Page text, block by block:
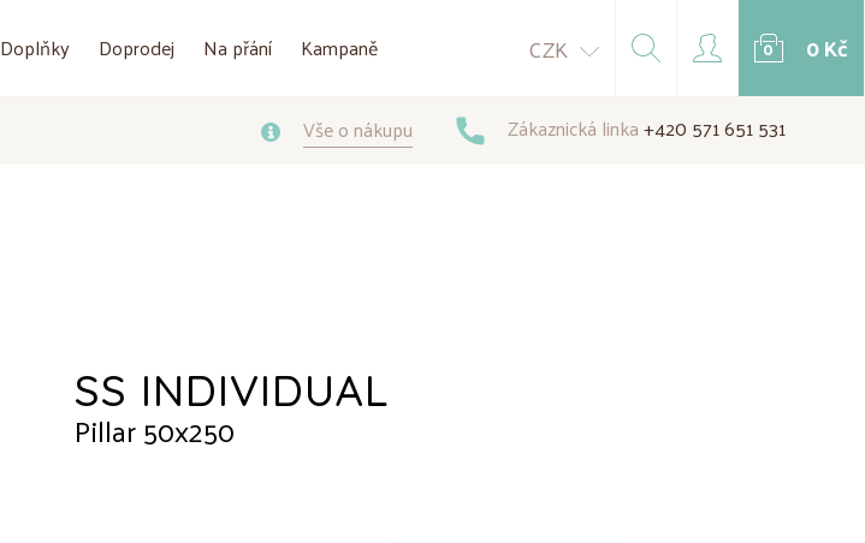
Doplňky Doprodej Na přání Kampaně CZK 0 0 Kč
Vše o nákupu Zákaznická linka+420 571 651 531
SS INDIVIDUAL
Pillar 50x250